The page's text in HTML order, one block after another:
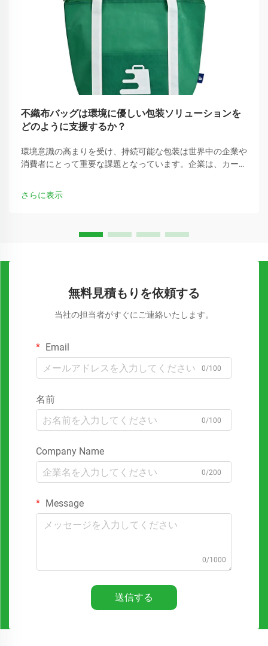
不織布バッグは環境に優しい包装ソリューションを
どのように支援するか？
環境意識の高まりを受け、持続可能な包装は世界中の企業や
消費者にとって重要な課題となっています。企業は、カーボ
替手段をますます求めています。
さらに表示
無料見積もりを依頼する
当社の担当者がすぐにご連絡いたします。
Email
0/100
名前
0/100
Company Name
0/200
Message
0/1000
送信する